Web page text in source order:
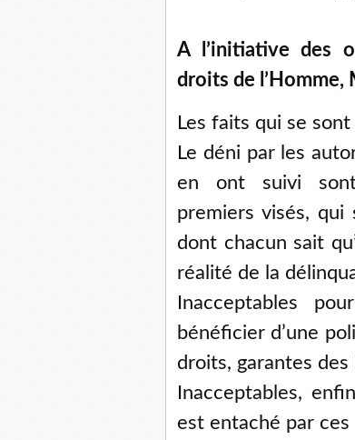
A l’initiative des
droits de l’Homme,
Les faits qui se
Le déni par les
en ont suivi sont
premiers visés,
dont chacun sait
réalité de la
Inacceptables
bénéficier d’une
droits, garantes
Inacceptables,
est entaché par